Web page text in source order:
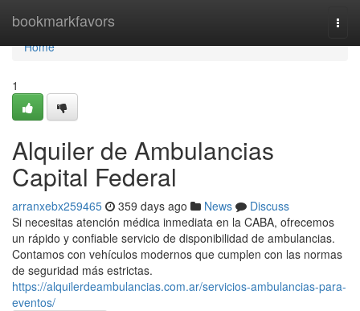
bookmarkfavors
Home
Home
1
Alquiler de Ambulancias
Capital Federal
arranxebx259465 359 days ago News
Discuss
Si necesitas atención médica inmediata en la CABA, ofrecemos
un rápido y confiable servicio de disponibilidad de ambulancias.
Contamos con vehículos modernos que cumplen con las normas
de seguridad más estrictas.
https://alquilerdeambulancias.com.ar/servicios-ambulancias-para-
eventos/